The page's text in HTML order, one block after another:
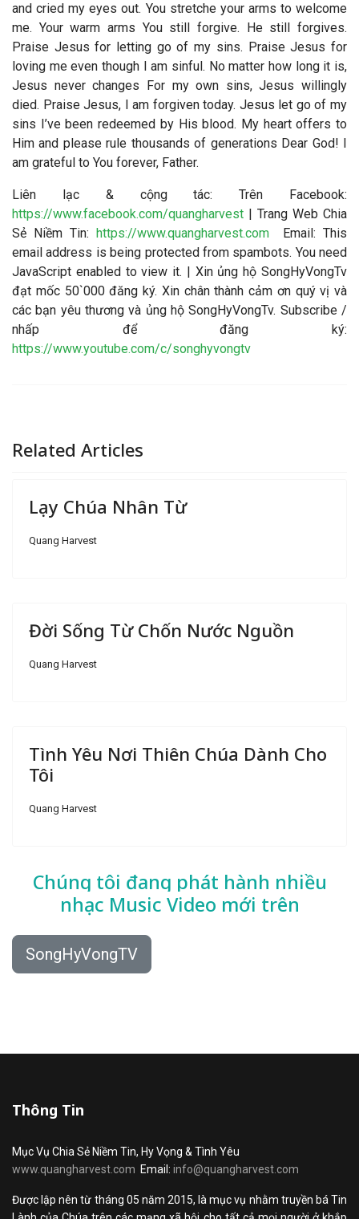
and cried my eyes out. You stretche your arms to welcome
me. Your warm arms You still forgive. He still forgives.
Praise Jesus for letting go of my sins. Praise Jesus for
loving me even though I am sinful. No matter how long it is,
Jesus never changes For my own sins, Jesus willingly
died. Praise Jesus, I am forgiven today. Jesus let go of my
sins I’ve been redeemed by His blood. My heart offers to
Him and please rule thousands of generations Dear God! I
am grateful to You forever, Father.
Liên lạc & cộng tác: Trên Facebook:
https://www.facebook.com/quangharvest | Trang Web Chia
Sẻ Niềm Tin: https://www.quangharvest.comEmail: This
email address is being protected from spambots. You need
JavaScript enabled to view it. | Xin ủng hộ SongHyVongTv
đạt mốc 50`000 đăng ký. Xin chân thành cảm ơn quý vị và
các bạn yêu thương và ủng hộ SongHyVongTv. Subscribe /
nhấp để đăng ký:
https://www.youtube.com/c/songhyvongtv
Related Articles
Lạy Chúa Nhân Từ
Quang Harvest
Đời Sống Từ Chốn Nước Nguồn
Quang Harvest
Tình Yêu Nơi Thiên Chúa Dành Cho
Tôi
Quang Harvest
Chúng tôi đang phát hành nhiều
nhạc Music Video mới trên
SongHyVongTV
Thông Tin
Mục Vụ Chia Sẻ Niềm Tin, Hy Vọng & Tình Yêu
www.quangharvest.com Email: info@quangharvest.com
Được lập nên từ tháng 05 năm 2015, là mục vụ nhằm truyền bá Tin